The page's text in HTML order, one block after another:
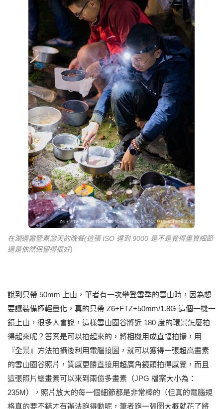
在湖邊露營煮當天的晚餐(這張 ISO 達到 9000 是不是覺得畫質細節
還是依然保留得很好)
說到只帶 50mm 上山，筆者有一次攀登雪季的雪山時，因為想
要讓裝備極輕量化，真的只帶 Z6+FTZ+50mm/1.8G 這個一機一
鏡上山，很多人會說，這樣雪山圈谷將近 180 度的環景怎麼拍
得起來呢？答案是可以拍起來的，將相機用成直幅拍攝，用
『全景』方法拍攝後利用電腦接圖，就可以獲得一張超高畫素
的雪山圈谷照片，質感更勝直接用超廣角鏡頭拍得感覺，而且
這張照片總畫素可以來到兩億多畫素（JPG 檔案大小為：
235M），照片放大的每一個細節都是非常棒的（但真的電腦規
格真的要不錯才有辦法跑得動呢，筆者跑一張圖大概就花了將